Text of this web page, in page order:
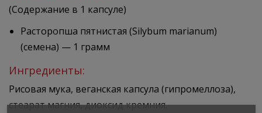
(Содержание в 1 капсуле)
Расторопша пятнистая (Silybum marianum)
(семена) — 1 грамм
Ингредиенты:
Рисовая мука, веганская капсула (гипромеллоза),
стеарат магния, диоксид кремния.